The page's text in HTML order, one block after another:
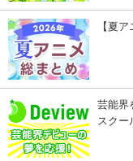
【夏
芸能界
スクー